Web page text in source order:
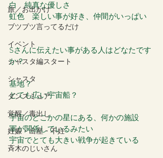
旅／お出かけ
ブツブツ言ってるだけ
イベント
シャスタ編スタート
シャスタ
ダンスミュア
覚醒／毒出し
妊娠・出産・不妊
斉木のじいさん
白　純真な優しさ
虹色　楽しい事が好き、仲間がいっぱい
Sさんに伝えたい事がある人はどなたです
か？
基地？
とても広い宇宙船？
宇宙のどこかの星にある、何かの施設
軍が関係しているみたい
宇宙でとても大きい戦争が起きている